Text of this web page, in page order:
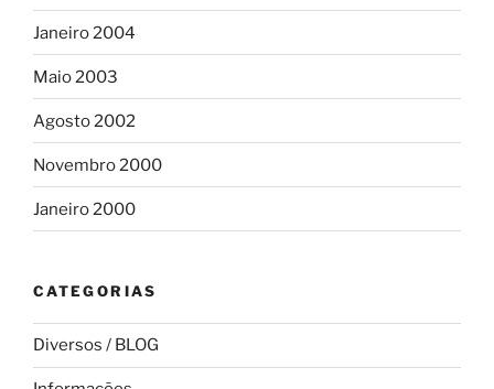
Janeiro 2004
Maio 2003
Agosto 2002
Novembro 2000
Janeiro 2000
CATEGORIAS
Diversos / BLOG